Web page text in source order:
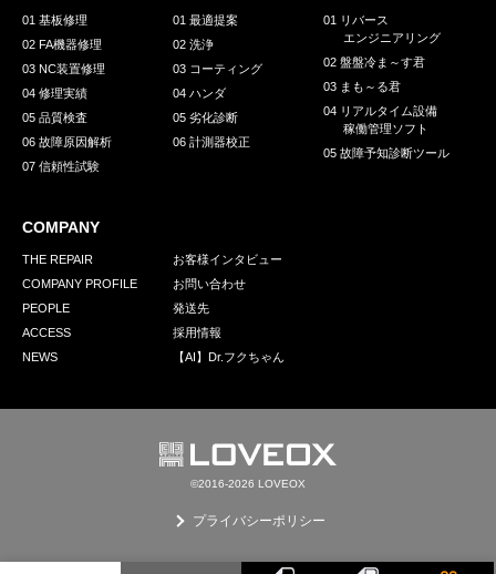
01 基板修理
02 FA機器修理
03 NC装置修理
04 修理実績
05 品質検査
06 故障原因解析
07 信頼性試験
01 最適提案
02 洗浄
03 コーティング
04 ハンダ
05 劣化診断
06 計測器校正
01 リバース
エンジニアリング
02 盤盤冷ま～す君
03 まも～る君
04 リアルタイム設備
稼働管理ソフト
05 故障予知診断ツール
COMPANY
THE REPAIR
COMPANY PROFILE
PEOPLE
ACCESS
NEWS
お客様インタビュー
お問い合わせ
発送先
採用情報
【AI】Dr.フクちゃん
©2016-2026 LOVEOX
プライバシーポリシー